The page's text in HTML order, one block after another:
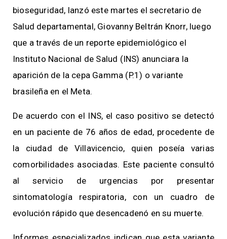
bioseguridad, lanzó este martes el secretario de
Salud departamental, Giovanny Beltrán Knorr, luego
que a través de un reporte epidemiológico el
Instituto Nacional de Salud (INS) anunciara la
aparición de la cepa Gamma (P.1) o variante
brasileña en el Meta.
De acuerdo con el INS, el caso positivo se detectó
en un paciente de 76 años de edad, procedente de
la ciudad de Villavicencio, quien poseía varias
comorbilidades asociadas. Este paciente consultó
al servicio de urgencias por presentar
sintomatología respiratoria, con un cuadro de
evolución rápido que desencadenó en su muerte.